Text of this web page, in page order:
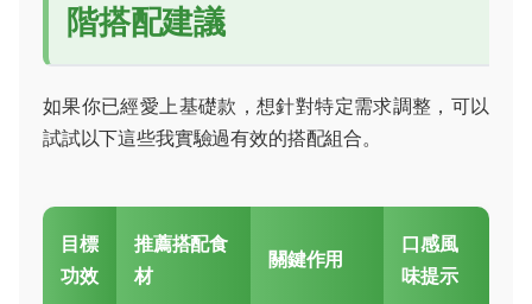
階搭配建議
如果你已經愛上基礎款，想針對特定需求調整，可以
試試以下這些我實驗過有效的搭配組合。
目標
功效
推薦搭配食
材
關鍵作用
口感風
味提示